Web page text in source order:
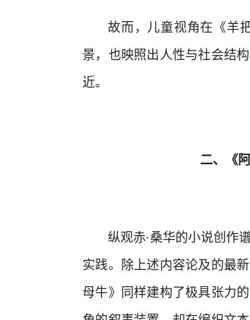
故而，儿童视角在《羊
景，也映照出人性与社会结
近。
二、《
纵观赤·桑华的小说创作
实践。除上述内容论及的最
母牛》同样建构了极具张力